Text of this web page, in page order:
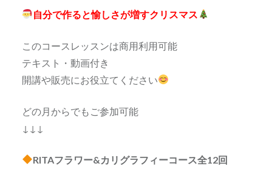
自分で作ると愉しさが増すクリスマス
このコースレッスンは商用利用可能
テキスト・動画付き
開講や販売にお役立てください
どの月からでもご参加可能
↓↓↓
RITAフラワー&カリグラフィーコース全12回